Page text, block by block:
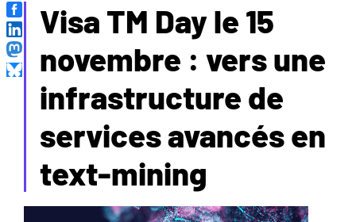
Visa TM Day le 15
novembre : vers une
infrastructure de
services avancés en
text-mining